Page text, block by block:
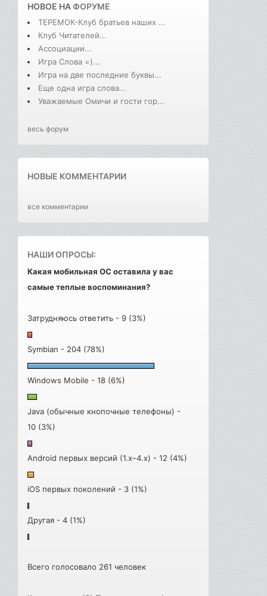
НОВОЕ НАФОРУМЕ
ТЕРЕМОК-Клуб братьев наших ...
Клуб Читателей...
Ассоциации...
Игра Слова =)...
Игра на две последние буквы...
Еще одна игра слова...
Уважаемые Омичи и гости гор...
весь форум
НОВЫЕ КОММЕНТАРИИ
все комментарии
НАШИ ОПРОСЫ:
Какая мобильная ОС оставила у вас
самые теплые воспоминания?
Затрудняюсь ответить - 9 (3%)
Symbian - 204 (78%)
Windows Mobile - 18 (6%)
Java (обычные кнопочные телефоны) -
10 (3%)
Android первых версий (1.x–4.x) - 12 (4%)
iOS первых поколений - 3 (1%)
Другая - 4 (1%)
Всего голосовало 261 человек